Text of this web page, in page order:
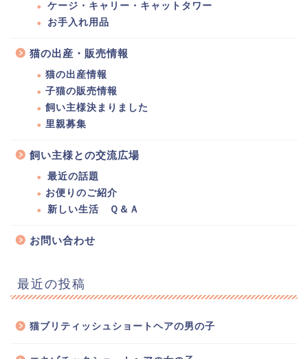
ケージ・キャリー・キャットタワー
お手入れ用品
猫の出産・販売情報
猫の出産情報
子猫の販売情報
飼い主様決まりました
里親募集
飼い主様との交流広場
最近の話題
お便りのご紹介
新しい生活 Ｑ＆Ａ
お問い合わせ
最近の投稿
猫ブリティッシュショートヘアの男の子